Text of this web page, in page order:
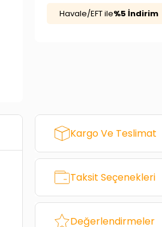
Havale/EFT ile%5 İndirim
Kargo Ve Teslimat
Taksit Seçenekleri
Değerlendirmeler